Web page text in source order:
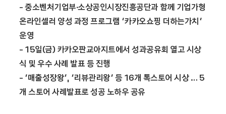
-중소벤처기업부∙소상공인시장진흥공단과 함께 기업가형
온라인셀러 양성 과정 프로그램 ‘카카오쇼핑 더하는가치’
운영
- 15일(금) 카카오판교아지트에서 성과공유회 열고 시상
식 및 우수 사례 발표 등 진행
- ‘매출성장왕’, ‘리뷰관리왕’ 등 16개 톡스토어 시상… 5
개 스토어 사례발표로 성공 노하우 공유